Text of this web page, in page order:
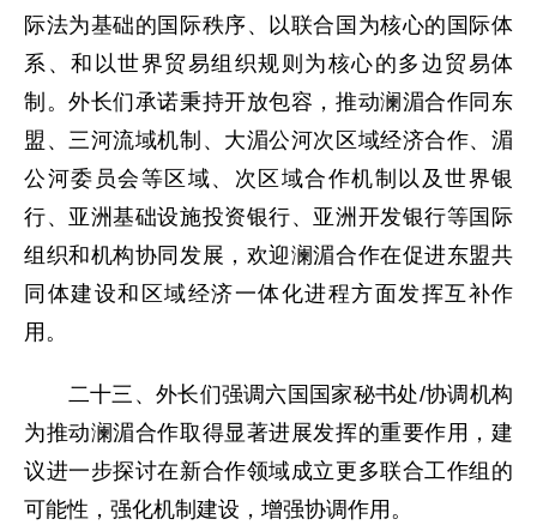
际法为基础的国际秩序、以联合国为核心的国际体
系、和以世界贸易组织规则为核心的多边贸易体
制。外长们承诺秉持开放包容，推动澜湄合作同东
盟、三河流域机制、大湄公河次区域经济合作、湄
公河委员会等区域、次区域合作机制以及世界银
行、亚洲基础设施投资银行、亚洲开发银行等国际
组织和机构协同发展，欢迎澜湄合作在促进东盟共
同体建设和区域经济一体化进程方面发挥互补作
用。
二十三、外长们强调六国国家秘书处/协调机构
为推动澜湄合作取得显著进展发挥的重要作用，建
议进一步探讨在新合作领域成立更多联合工作组的
可能性，强化机制建设，增强协调作用。